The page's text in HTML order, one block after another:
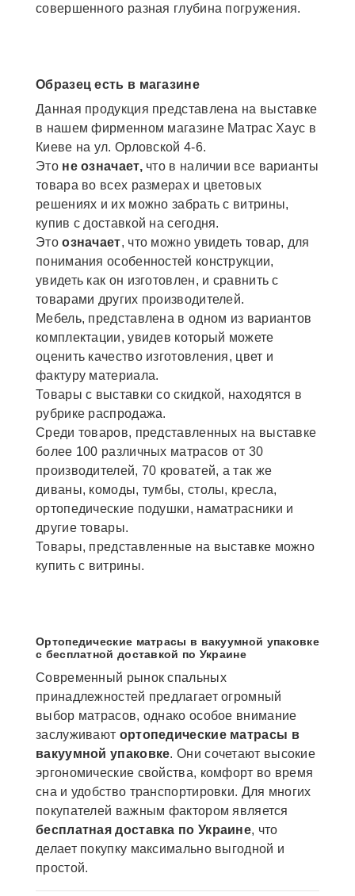
совершенного разная глубина погружения.
Образец есть в магазине
Данная продукция представлена на выставке
в нашем фирменном магазине Матрас Хаус в
Киеве на ул. Орловской 4-6.
Этоне означает,что в наличии все варианты
товара во всех размерах и цветовых
решениях и их можно забрать с витрины,
купив с доставкой на сегодня.
Этоозначает, что можно увидеть товар, для
понимания особенностей конструкции,
увидеть как он изготовлен, и сравнить с
товарами других производителей.
Мебель, представлена в одном из вариантов
комплектации, увидев который можете
оценить качество изготовления, цвет и
фактуру материала.
Товары с выставки со скидкой, находятся в
рубрике распродажа.
Среди товаров, представленных на выставке
более 100 различных матрасов от 30
производителей, 70 кроватей, а так же
диваны, комоды, тумбы, столы, кресла,
ортопедические подушки, наматрасники и
другие товары.
Товары, представленные на выставке можно
купить с витрины.
Ортопедические матрасы в вакуумной упаковке
с бесплатной доставкой по Украине
Современный рынок спальных
принадлежностей предлагает огромный
выбор матрасов, однако особое внимание
заслуживают ортопедические матрасы в
вакуумной упаковке. Они сочетают высокие
эргономические свойства, комфорт во время
сна и удобство транспортировки. Для многих
покупателей важным фактором является
бесплатная доставка по Украине, что
делает покупку максимально выгодной и
простой.